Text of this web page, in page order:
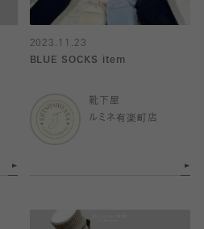
2023.11.23
BLUE SOCKS item
靴下屋
ルミネ有楽町店